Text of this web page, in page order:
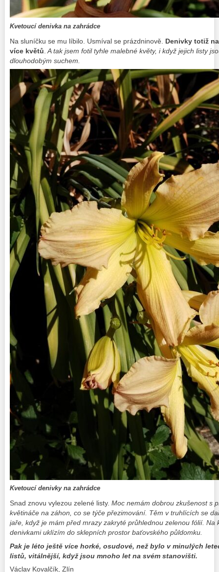
Kvetoucí denivka na zahrádce
Na sluníčku se mu líbilo. Usmíval se prázdninově. Denivky totiž
více květů A tak jsem fotil tyhle malebné květy, i když jejich listy
dlouhodobým suchem.
Kvetoucí denivky na zahrádce
Snad znovu vylezou zelené listy. Moc nemám dobrou zkušenost s
květináče na záhon, co se týče přezimování. Těm v truhlících se
jaře, když je mám před mrazy zakryté průhlednou zelenou fólií. Na
denivkami uklízím do sklepních prostor baťovského půldomku.
Pak je léto ještě více horké, osudové, než bylo v minulých
listů, vitálnější, když jsou mnoho let na svém stanovišti.
Václav Kovalčík, Zlín